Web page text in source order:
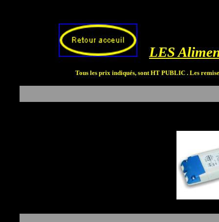
LES
Tous les prix indiqués, sont HT PUBLIC . Les